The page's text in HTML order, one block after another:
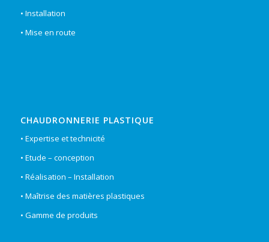
• Installation
• Mise en route
CHAUDRONNERIE PLASTIQUE
• Expertise et technicité
• Etude – conception
• Réalisation – Installation
• Maîtrise des matières plastiques
• Gamme de produits